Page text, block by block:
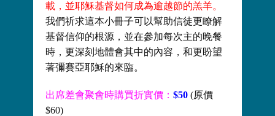
載，並耶穌基督如何成為逾越節的羔羊。
我們祈求這本小冊子可以幫助信徒更瞭解
基督信仰的根源，並在參加每次主的晚餐
時，更深刻地體會其中的內容，和更盼望
著彌賽亞耶穌的來臨。
出席差會聚會時購買折實價： $50 (原價
$60)